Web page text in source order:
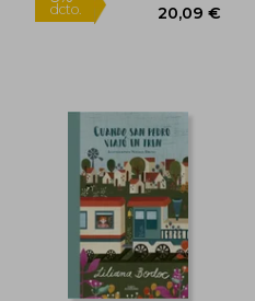
19,46 €